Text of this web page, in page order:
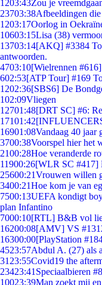
1203:43Zou je
23703:38Afbeeldingen
1203:17Oorlog in
10603:15Lisa (38)
13703:14[AKQ] #3384
antwoorden.
4703:10[Wielrennen
602:53[ATP Tour] #169
1202:36[SBS6] De
102:09Vliegen
12701:48[DRT SC] #6:
17101:42
16901:08Vandaag 40 jaar
3700:38Voorspel hier het
2100:28Hoe veranderde
11900:26[WLR SC #417]
25600:21Vrouwen willen
3400:21Hoe kom je van
7500:13UEFA kondigt
plan Infantino
7000:10[RTL] B&B vol
16200:08[AMV] VS
16300:00[PlayStation
4523:57Abdul A. (27) als
31 23:55Covid19 the
23423:41 Speciaalbieren
10023:39Man zoekt mij